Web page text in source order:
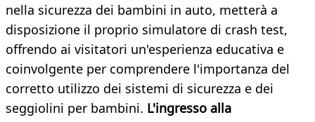
nella sicurezza dei bambini in auto, metterà a
disposizione il proprio simulatore di crash test,
offrendo ai visitatori un'esperienza educativa e
coinvolgente per comprendere l'importanza del
corretto utilizzo dei sistemi di sicurezza e dei
seggiolini per bambini. L'ingresso alla